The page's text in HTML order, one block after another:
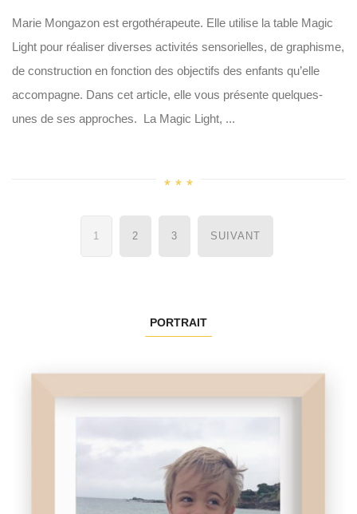
Marie Mongazon est ergothérapeute. Elle utilise la table Magic
Light pour réaliser diverses activités sensorielles, de graphisme,
de construction en fonction des objectifs des enfants qu’elle
accompagne. Dans cet article, elle vous présente quelques-
unes de ses approches. La Magic Light, ...
Navigation
des
1 2 3 SUIVANT
PORTRAIT